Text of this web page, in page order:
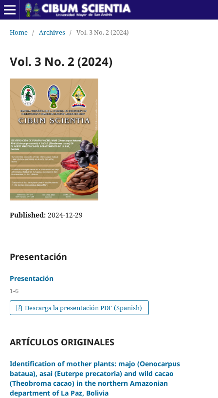
Home / Archives / Vol. 3 No. 2 (2024)
Vol. 3 No. 2 (2024)
Published: 2024-12-29
Presentación
Presentación
1-6
Descarga la presentación PDF (Spanish)
ARTÍCULOS ORIGINALES
Identification of mother plants: majo (Oenocarpus
bataua), asai (Euterpe precatoria) and wild cacao
(Theobroma cacao) in the northern Amazonian
department of La Paz, Bolivia